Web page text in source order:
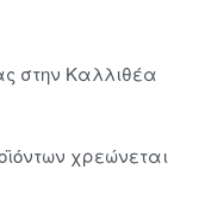
στην Καλλιθέα
χρεώνεται